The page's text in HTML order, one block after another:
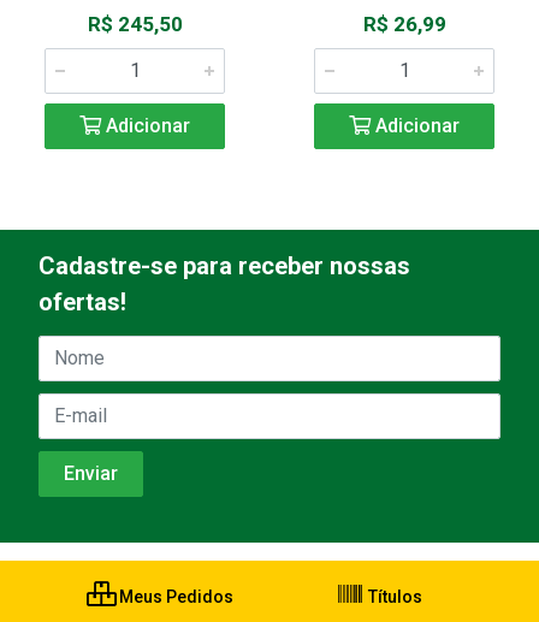
R$ 245,50
Adicionar
R$ 26,99
Adicionar
Cadastre-se para receber nossas
ofertas!
Meus Pedidos Títulos